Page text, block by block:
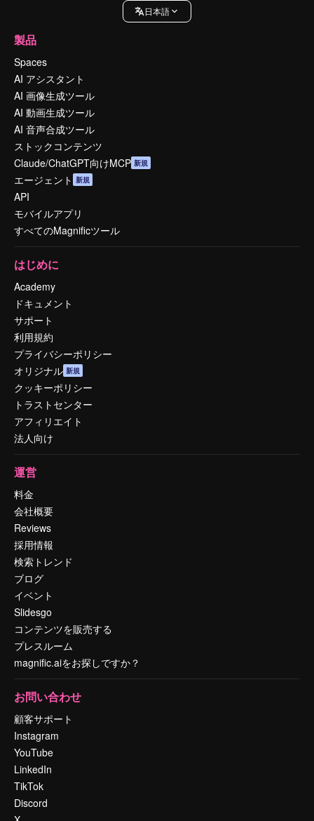
日本語
製品
Spaces
AI アシスタント
AI 画像生成ツール
AI 動画生成ツール
AI 音声合成ツール
ストックコンテンツ
Claude/ChatGPT向けMCP 新規
エージェント 新規
API
モバイルアプリ
すべてのMagnificツール
はじめに
Academy
ドキュメント
サポート
利用規約
プライバシーポリシー
オリジナル 新規
クッキーポリシー
トラストセンター
アフィリエイト
法人向け
運営
料金
会社概要
Reviews
採用情報
検索トレンド
ブログ
イベント
Slidesgo
コンテンツを販売する
プレスルーム
magnific.aiをお探しですか？
お問い合わせ
顧客サポート
Instagram
YouTube
LinkedIn
TikTok
Discord